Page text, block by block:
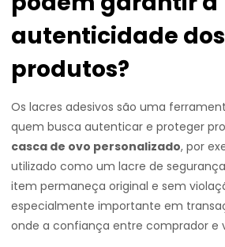
autenticidade
produtos?
Os lacres adesivos são uma
quem busca autenticar e proteger
casca de ovo personalizado, por
utilizado como um lacre de
item permaneça original e sem
especialmente importante em
onde a confiança entre comprador e